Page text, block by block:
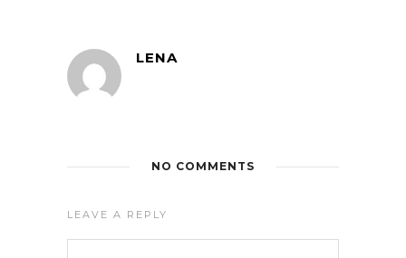
LENA
NO COMMENTS
LEAVE A REPLY